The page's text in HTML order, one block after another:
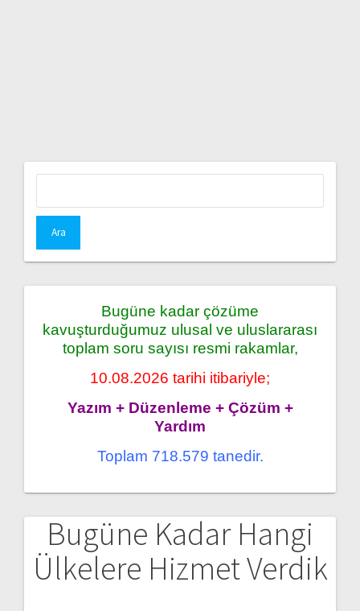
Bugüne kadar çözüme
kavuşturduğumuz ulusal ve uluslararası
toplam soru sayısı resmi rakamlar,
10.08.2026 tarihi itibariyle;
Yazım + Düzenleme + Çözüm +
Yardım
Toplam 718.579 tanedir.
Bugüne Kadar Hangi
Ülkelere Hizmet Verdik